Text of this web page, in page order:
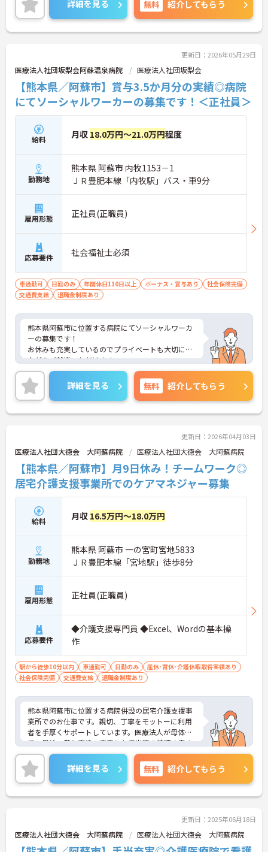
詳細を見る 無料 紹介してもらう
更新日：2026年05月29日
医療法人社団坂梨会阿蘇温泉病院 医療法人社団坂梨会
【熊本県／阿蘇市】賞与3.5か月分の実績◎病院
にてソーシャルワーカーの募集です！＜正社員＞
給料 月収 18.0万円～21.0万円程度
勤務地
熊本県 阿蘇市 内牧1153－1
ＪＲ豊肥本線「内牧駅」バス・車9分
雇用形態 正社員(正職員)
応募要件 社会福祉士必須
車通勤可 日勤のみ 年間休日110日以上 ボーナス・賞与あり
社会保険完備
交通費支給
退職金制度あり
熊本県阿蘇市に位置する病院にてソーシャルワーカ
ーの募集です！
お休みも充実しているのでプライベートも大切にし
ながらご就業いただけます。
ご興味ある方には、面接対策ポイントなど、さらに
詳細をお話しいたしますのでお気軽にご相談くださ
い！
詳細を見る 無料 紹介してもらう
更新日：2026年04月03日
医療法人社団大徳会 大阿蘇病院 医療法人社団大徳会 大阿蘇病院
【熊本県／阿蘇市】月9日休み！チームワーク◎
居宅介護支援事業所でのケアマネジャー募集
給料 月収 16.5万円～18.0万円
勤務地
熊本県 阿蘇市 一の宮町宮地5833
ＪＲ豊肥本線「宮地駅」徒歩8分
雇用形態 正社員(正職員)
応募要件
◆介護支援専門員 ◆Excel、Wordの基本操
作
駅から徒歩10分以内 車通勤可 日勤のみ
産休･育休･介護休暇取得実績あり
社会保険完備
交通費支給 退職金制度あり
熊本県阿蘇市に位置する病院併設の居宅介護支援事
業所でのお仕事です。親切、丁寧をモットーに利用
者を手厚くサポートしています。医療法人が母体
で、昇給・賞与実績、充実した手当等の待遇の良さ
も魅力♪安定した環境の中で働きたい方にもおすす
めです。ご興味のある方には、面接対策ポイントな
ど、さらに詳細をお話しいたしますのでお気軽にご
相談ください！
詳細を見る 無料 紹介してもらう
更新日：2025年06月18日
医療法人社団大徳会 大阿蘇病院 医療法人社団大徳会 大阿蘇病院